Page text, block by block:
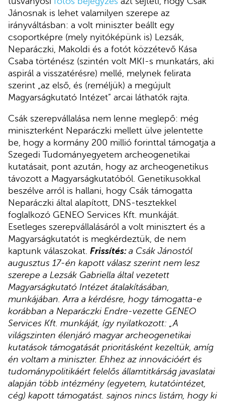
Jánosnak is lehet valamilyen szerepe az
irányváltásban: a volt miniszter beállt egy
csoportképre (mely nyitóképünk is) Lezsák,
Neparáczki, Makoldi és a fotót közzétevő Kása
Csaba történész (szintén volt MKI-s munkatárs, aki
aspirál a visszatérésre) mellé, melynek felirata
szerint „az első, és (reméljük) a megújult
Magyarságkutató Intézet” arcai láthatók rajta.
Csák szerepvállalása nem lenne meglepő: még
miniszterként Neparáczki mellett ülve jelentette
be, hogy a kormány 200 millió forinttal támogatja a
Szegedi Tudományegyetem archeogenetikai
kutatásait, pont azután, hogy az archeogenetikus
távozott a Magyarságkutatóból. Genetikusokkal
beszélve arról is hallani, hogy Csák támogatta
Neparáczki által alapított, DNS-tesztekkel
foglalkozó GENEO Services Kft. munkáját.
Esetleges szerepvállalásáról a volt minisztert és a
Magyarságkutatót is megkérdeztük, de nem
kaptunk válaszokat. Frissítés: a Csák Jánostól
augusztus 17-én kapott válasz szerint nem lesz
szerepe a Lezsák Gabriella által vezetett
Magyarságkutató Intézet átalakításában,
munkájában. Arra a kérdésre, hogy támogatta-e
korábban a Neparáczki Endre-vezette GENEO
Services Kft. munkáját, így nyilatkozott: „A
világszinten élenjáró magyar archeogenetikai
kutatások támogatását prioritásként kezeltük, amíg
én voltam a miniszter. Ehhez az innovációért és
tudománypolitikáért felelős államtitkárság javaslatai
alapján több intézmény (egyetem, kutatóintézet,
cég) kapott támogatást. sajnos nincs listám, hogy ki